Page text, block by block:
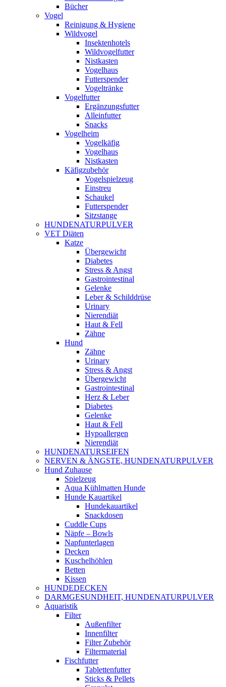
Bücher
Vogel
Reinigung & Hygiene
Wildvogel
Insektenhotels
Wildvogelfutter
Nistkasten
Vogelhaus
Futterspender
Vogeltränke
Vogelfutter
Ergänzungsfutter
Alleinfutter
Snacks
Vogelheim
Vogelkäfig
Vogelhaus
Nistkasten
Käfigzubehör
Vogelspielzeug
Einstreu
Schaukel
Futterspender
Sitzstange
HUNDENATURPULVER
VET Diäten
Katze
Übergewicht
Diabetes
Stress & Angst
Gastrointestinal
Gelenke
Leber & Schilddrüse
Urinary
Nierendiät
Haut & Fell
Zähne
Hund
Zähne
Urinary
Stress & Angst
Übergewicht
Gastrointestinal
Herz & Leber
Diabetes
Gelenke
Haut & Fell
Hypoallergen
Nierendiät
HUNDENATURSEIFEN
NERVEN & ÄNGSTE, HUNDENATURPULVER
Hund Zuhause
Spielzeug
Aqua Kühlmatten Hunde
Hunde Kauartikel
Hundekauartikel
Snackdosen
Cuddle Cups
Näpfe – Bowls
Napfunterlagen
Decken
Kuschelhöhlen
Betten
Kissen
HUNDEDECKEN
DARMGESUNDHEIT, HUNDENATURPULVER
Aquaristik
Filter
Außenfilter
Innenfilter
Filter Zubehör
Filtermaterial
Fischfutter
Tablettenfutter
Sticks & Pellets